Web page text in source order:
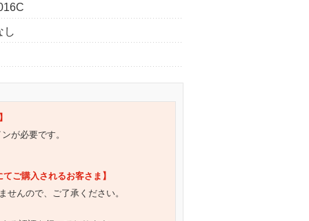
し
が必要です。
ご購入されるお客さま】
せんので、ご了承ください。